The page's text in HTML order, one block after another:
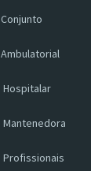
Conjunto
Ambulatorial
Hospitalar
Mantenedora
Profissionais